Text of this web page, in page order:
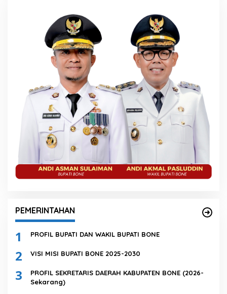
PEMERINTAHAN
1 PROFIL BUPATI DAN WAKIL BUPATI BONE
2 VISI MISI BUPATI BONE 2025-2030
3
PROFIL SEKRETARIS DAERAH KABUPATEN BONE (2026-
Sekarang)